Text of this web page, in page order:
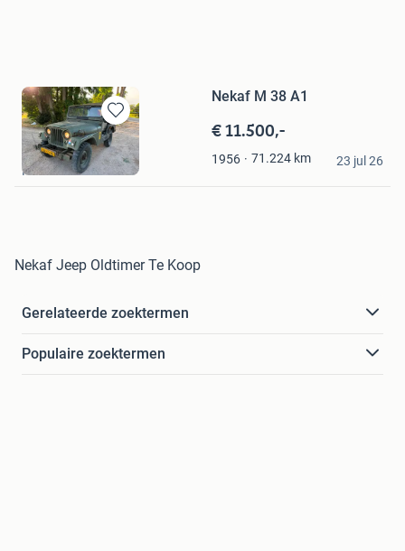
Bewaren
in
Mijn
Favorieten
Nekaf M 38 A1
€ 11.500,-
1956 71.224 km
Classic Cars Heerde
Heerde
23 jul 26
Nekaf Jeep Oldtimer Te Koop
Gerelateerde zoektermen
Populaire zoektermen